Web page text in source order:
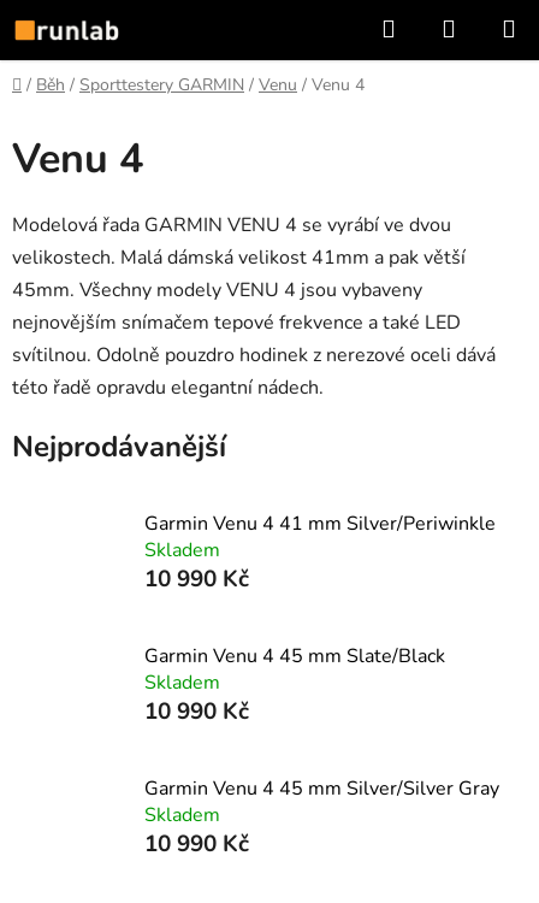
na
obsah
Hledat
KOŠÍK
Domů
/ Běh / Sporttestery GARMIN / Venu / Venu 4
Venu 4
Modelová řada GARMIN VENU 4 se vyrábí ve dvou
velikostech. Malá dámská velikost 41mm a pak větší
45mm. Všechny modely VENU 4 jsou vybaveny
nejnovějším snímačem tepové frekvence a také LED
svítilnou. Odolně pouzdro hodinek z nerezové oceli dává
této řadě opravdu elegantní nádech.
Nejprodávanější
Garmin Venu 4 41 mm Silver/Periwinkle
Skladem
10 990 Kč
Garmin Venu 4 45 mm Slate/Black
Skladem
10 990 Kč
Garmin Venu 4 45 mm Silver/Silver Gray
Skladem
10 990 Kč